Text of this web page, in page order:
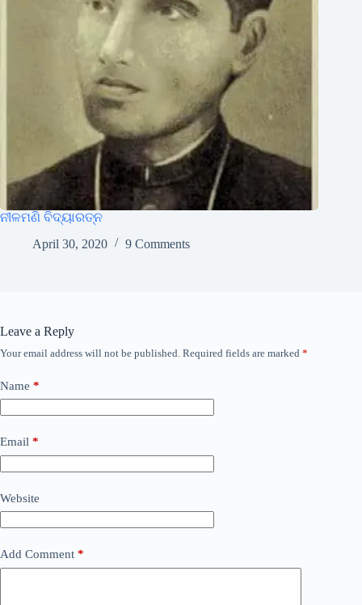
ନୀଳମଣି ବିଦ୍ୟାରତ୍ନ
April 30, 2020
9 Comments
Leave a Reply
Your email address will not be published. Required fields are marked *
Name *
Email *
Website
Add Comment *